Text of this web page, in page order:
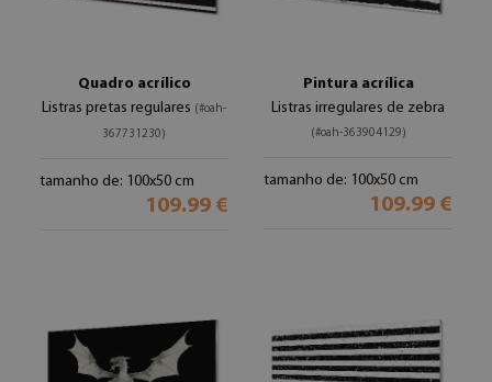
Quadro acrílico
Listras pretas regulares (#oah-
367731230)
tamanho de: 100x50 cm
109.99 €
Pintura acrílica
Listras irregulares de zebra
(#oah-363904129)
tamanho de: 100x50 cm
109.99 €